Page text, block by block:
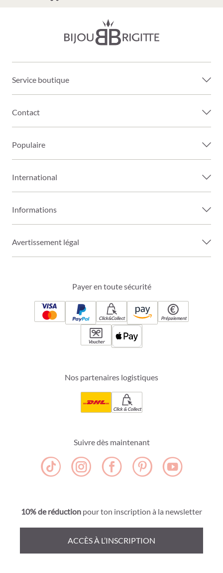
Service boutique
Contact
Populaire
International
Informations
Avertissement légal
Payer en toute sécurité
Click&Collect Prépaiement
Voucher
Nos partenaires logistiques
Click & Collect
Suivre dès maintenant
10% de réduction pour ton inscription à la newsletter
ACCÈS À L’INSCRIPTION